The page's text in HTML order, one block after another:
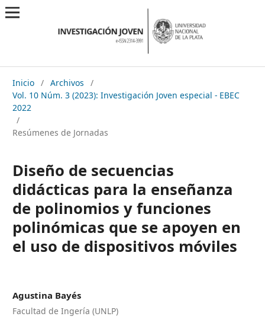
Inicio / Archivos
/
Vol. 10 Núm. 3 (2023): Investigación Joven especial - EBEC
2022
/
Resúmenes de Jornadas
Diseño de secuencias
didácticas para la enseñanza
de polinomios y funciones
polinómicas que se apoyen en
el uso de dispositivos móviles
Agustina Bayés
Facultad de Ingería (UNLP)